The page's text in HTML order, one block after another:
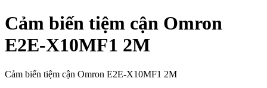
Cảm biến tiệm cận Omron
E2E-X10MF1 2M
Cảm biến tiệm cận Omron E2E-X10MF1 2M